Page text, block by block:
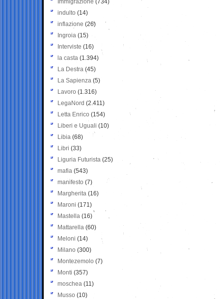
Immigrazione (734)
indulto (14)
inflazione (26)
Ingroia (15)
Interviste (16)
la casta (1.394)
La Destra (45)
La Sapienza (5)
Lavoro (1.316)
LegaNord (2.411)
Letta Enrico (154)
Liberi e Uguali (10)
Libia (68)
Libri (33)
Liguria Futurista (25)
mafia (543)
manifesto (7)
Margherita (16)
Maroni (171)
Mastella (16)
Mattarella (60)
Meloni (14)
Milano (300)
Montezemolo (7)
Monti (357)
moschea (11)
Musso (10)